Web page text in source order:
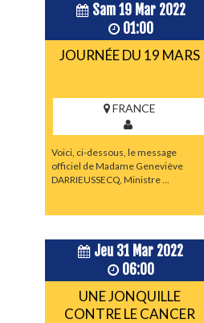
Sam 19 Mar 2022
01:00
JOURNÉE DU 19 MARS
FRANCE
Voici, ci-dessous, le message
officiel de Madame Geneviève
DARRIEUSSECQ, Ministre ...
Jeu 31 Mar 2022
06:00
UNE JONQUILLE
CONTRE LE CANCER